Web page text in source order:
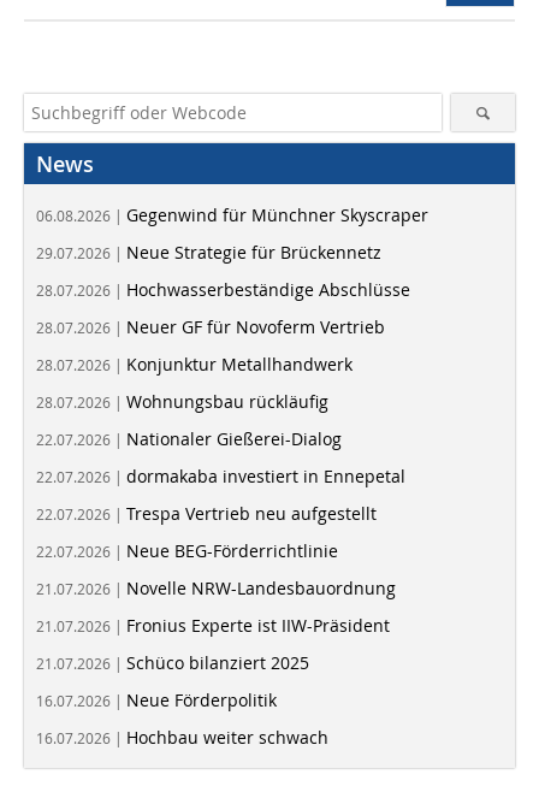
News
06.08.2026 | Gegenwind für Münchner Skyscraper
29.07.2026 | Neue Strategie für Brückennetz
28.07.2026 | Hochwasserbeständige Abschlüsse
28.07.2026 | Neuer GF für Novoferm Vertrieb
28.07.2026 | Konjunktur Metallhandwerk
28.07.2026 | Wohnungsbau rückläufig
22.07.2026 | Nationaler Gießerei-Dialog
22.07.2026 | dormakaba investiert in Ennepetal
22.07.2026 | Trespa Vertrieb neu aufgestellt
22.07.2026 | Neue BEG-Förderrichtlinie
21.07.2026 | Novelle NRW-Landesbauordnung
21.07.2026 | Fronius Experte ist IIW-Präsident
21.07.2026 | Schüco bilanziert 2025
16.07.2026 | Neue Förderpolitik
16.07.2026 | Hochbau weiter schwach